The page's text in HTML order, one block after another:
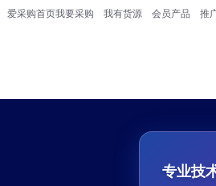
爱采购首页我要采购 我有货源 会员产品 推
专业技